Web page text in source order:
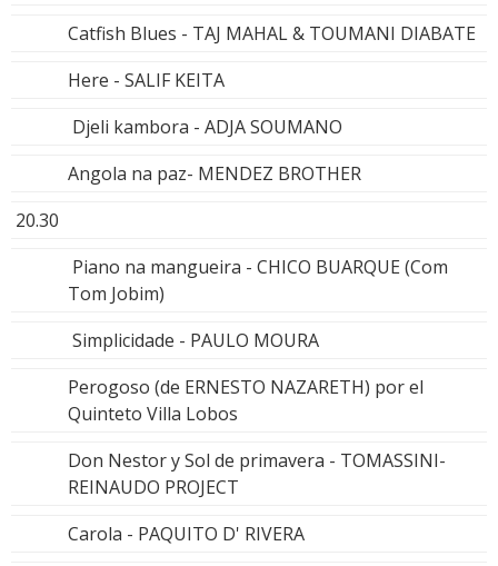
Catfish Blues - TAJ MAHAL & TOUMANI DIABATE
Here - SALIF KEITA
Djeli kambora - ADJA SOUMANO
Angola na paz- MENDEZ BROTHER
20.30
Piano na mangueira - CHICO BUARQUE (Com
Tom Jobim)
Simplicidade - PAULO MOURA
Perogoso (de ERNESTO NAZARETH) por el
Quinteto Villa Lobos
Don Nestor y Sol de primavera - TOMASSINI-
REINAUDO PROJECT
Carola - PAQUITO D' RIVERA